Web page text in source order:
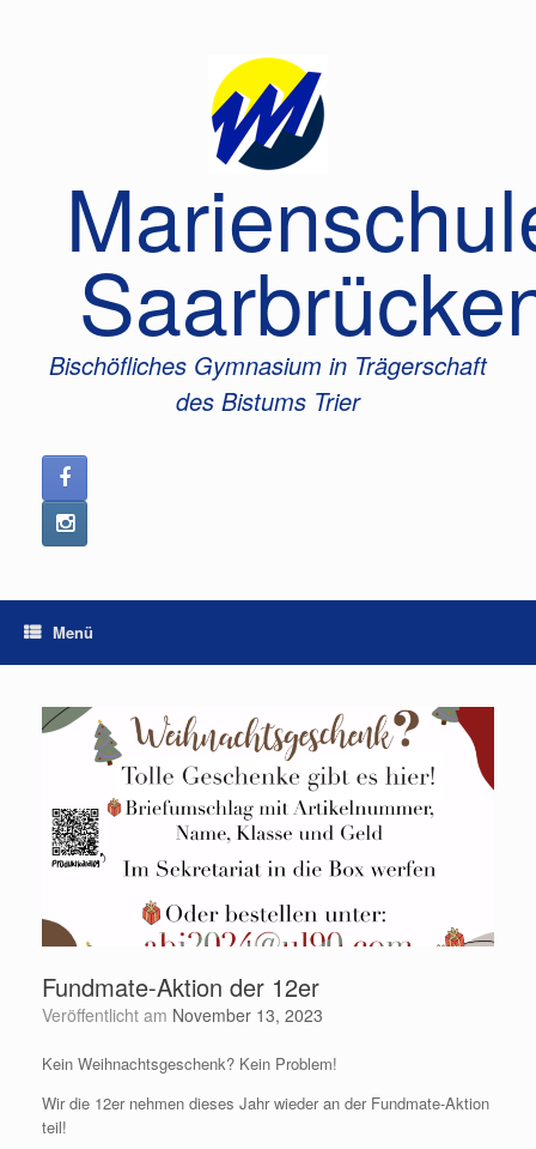
Bischöfliches Gymnasium in Trägerschaft
des Bistums Trier
Menü
Fundmate-Aktion der 12er
Veröffentlicht am November 13, 2023
Kein Weihnachtsgeschenk? Kein Problem!
Wir die 12er nehmen dieses Jahr wieder an der Fundmate-Aktion
teil!